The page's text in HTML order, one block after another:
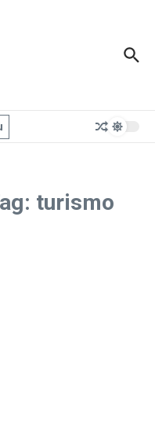
turismo